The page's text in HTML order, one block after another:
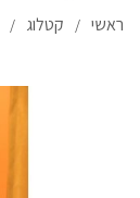
ראשי / קטלוג /